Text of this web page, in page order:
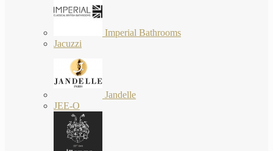
Imperial Bathrooms
Jacuzzi
Jandelle
JEE-O